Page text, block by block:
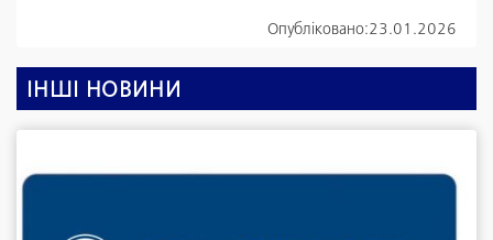
Опубліковано:23.01.2026
ІНШІ НОВИНИ